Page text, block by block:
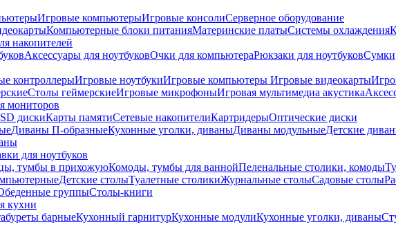
Игровые компьютерыИгровые консолиСерверное оборудование
Компьютерные блоки питанияМатеринские платыСистемы охлаждения
накопителей
Аксессуары для ноутбуковОчки для компьютераРюкзаки для ноутбуков
контроллерыИгровые ноутбукиИгровые компьютеры Игровые видеокарты
Столы геймерскиеИгровые микрофоныИгровая мультимедиа акустика
мониторов
дискиКарты памятиСетевые накопителиКартридерыОптические диски
Диваны П-образныеКухонные уголки, диваныДиваны модульныеДетские
для ноутбуков
тумбы в прихожуюКомоды, тумбы для ваннойПеленальные столики, комоды
Детские столыТуалетные столикиЖурнальные столыСадовые столы
группыСтолы-книги
кухни
барныеКухонный гарнитурКухонные модулиКухонные уголки, диваны